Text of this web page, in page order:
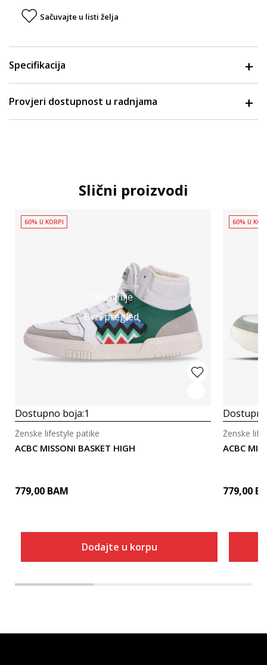
Sačuvajte u listi želja
Specifikacija
Provjeri dostupnost u radnjama
Slični proizvodi
Detaljnije
Brzi pregled
60% U KORPI
Dostupno boja:1
ACBC MISSONI BASKET HIGH
Ženske lifestyle patike
779,00 BAM
Dodajte u korpu
60% U
ACBC
Ženske
779,00